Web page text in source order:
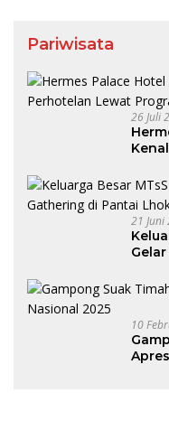
Pariwisata
26 Juli
21 Juni
10